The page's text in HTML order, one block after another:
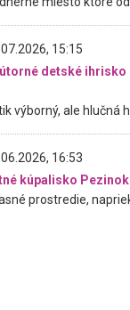
15:15
16:53
kúpalisko Pezinok